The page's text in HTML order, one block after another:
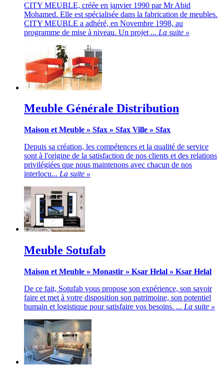
CITY MEUBLE, créée en janvier 1990 par Mr Abid
Mohamed. Elle est spécialisée dans la fabrication de meubles.
CITY MEUBLE a adhéré, en Novembre 1998, au
programme de mise à niveau. Un projet ... La suite »
Meuble Générale Distribution
Maison et Meuble » Sfax » Sfax Ville » Sfax
Depuis sa création, les compétences et la qualité de service
sont à l'origine de la satisfaction de nos clients et des relations
privilégiées que nous maintenons avec chacun de nos
interlocu... La suite »
Meuble Sotufab
Maison et Meuble » Monastir » Ksar Helal » Ksar Helal
De ce fait, Sotufab vous propose son expérience, son savoir
faire et met à votre disposition son patrimoine, son potentiel
humain et logistique pour satisfaire vos besoins. ... La suite »